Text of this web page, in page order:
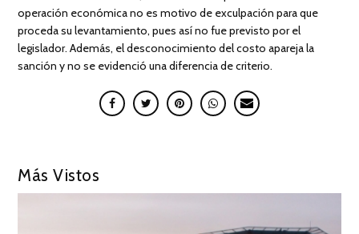
operación económica no es motivo de exculpación para que
proceda su levantamiento, pues así no fue previsto por el
legislador. Además, el desconocimiento del costo apareja la
sanción y no se evidenció una diferencia de criterio.
Más Vistos